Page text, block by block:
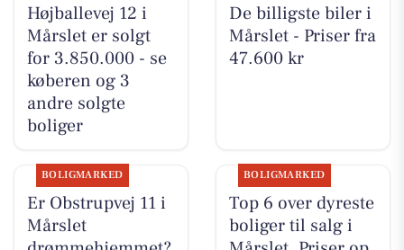
Højballevej 12 i
Mårslet er solgt
for 3.850.000 - se
køberen og 3
andre solgte
boliger
De billigste biler i
Mårslet - Priser fra
47.600 kr
BOLIGMARKED
Er Obstrupvej 11 i
Mårslet
BOLIGMARKED
Top 6 over dyreste
boliger til salg i